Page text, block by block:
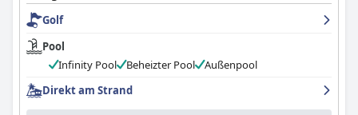
Golf
Pool
Infinity Pool
Beheizter Pool
Außenpool
Direkt am Strand